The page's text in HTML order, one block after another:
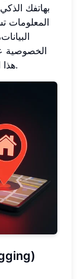
بهاتفك
المعلومات
الخصوصية
هذا الخطر هو الخطوة الأولى نحو حماية نفسك.